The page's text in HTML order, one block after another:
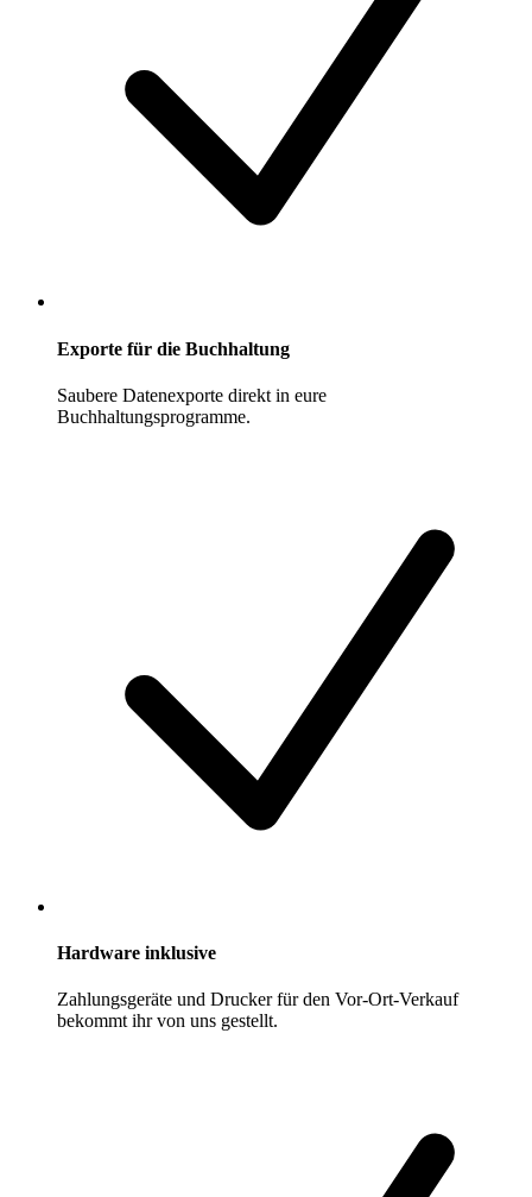
Exporte für die Buchhaltung
Saubere Datenexporte direkt in eure
Buchhaltungsprogramme.
Hardware inklusive
Zahlungsgeräte und Drucker für den Vor-Ort-Verkauf
bekommt ihr von uns gestellt.